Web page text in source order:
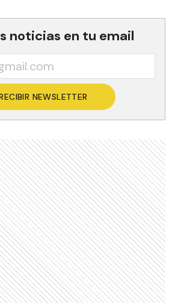
noticias en tu email
NEWSLETTER